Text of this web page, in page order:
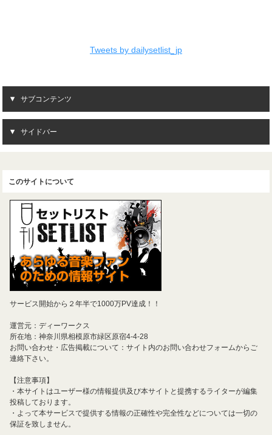
Tweets by dailysetlist_jp
サブコンテンツ
サイドバー
このサイトについて
サービス開始から２年半で1000万PV達成！！
運営元：ディーワークス
所在地：神奈川県相模原市緑区原宿4-4-28
お問い合わせ・広告掲載について：サイト内のお問い合わせフォームからご
連絡下さい。
【注意事項】
・本サイトはユーザー様の情報提供及び本サイトと提携するライターが編集
投稿しております。
・よって本サービスで提供する情報の正確性や完全性などについては一切の
保証を致しません。